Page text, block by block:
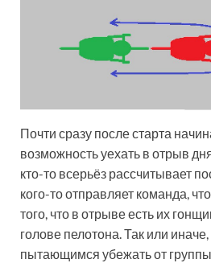
Почти сразу после старта
возможность уехать в отрыв
кто-то всерьёз рассчитывает
кого-то отправляет команда,
того, что в отрыве есть их
голове пелотона. Так или
пытающимся убежать от группы